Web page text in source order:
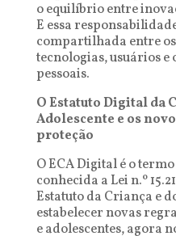
o equilíbrio entre
E essa
compartilhada entre
tecnologias, usuários e
pessoais.
O Estatuto Digital da
Adolescente e os
proteção
O ECA Digital é o
conhecida a Lei n.º
Estatuto da Criança e
estabelecer novas
e adolescentes, agora